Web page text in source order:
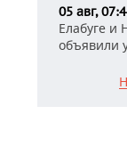
05 авг,
Елабуге и
объявили